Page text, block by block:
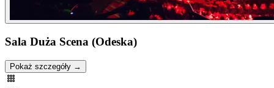
Sala Duża Scena (Odeska)
Pokaż szczegóły →